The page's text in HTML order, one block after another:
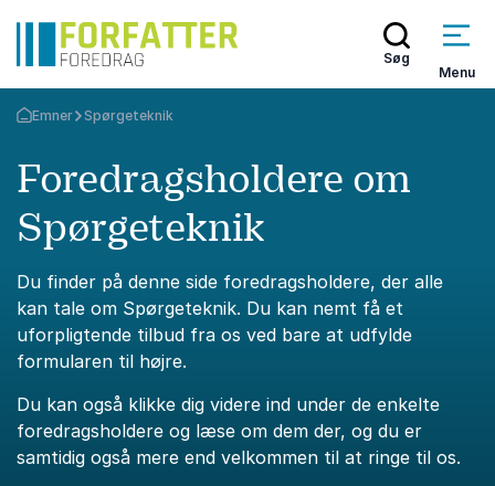
Søg
Menu
Tilbage til forsiden
Emner Spørgeteknik
Foredragsholdere om
Spørgeteknik
Du finder på denne side foredragsholdere, der alle
kan tale om Spørgeteknik. Du kan nemt få et
uforpligtende tilbud fra os ved bare at udfylde
formularen til højre.
Du kan også klikke dig videre ind under de enkelte
foredragsholdere og læse om dem der, og du er
samtidig også mere end velkommen til at ringe til os.